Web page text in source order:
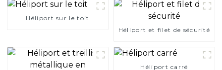
Héliport sur le toit
Héliport et filet de sécurité
Héliport carré